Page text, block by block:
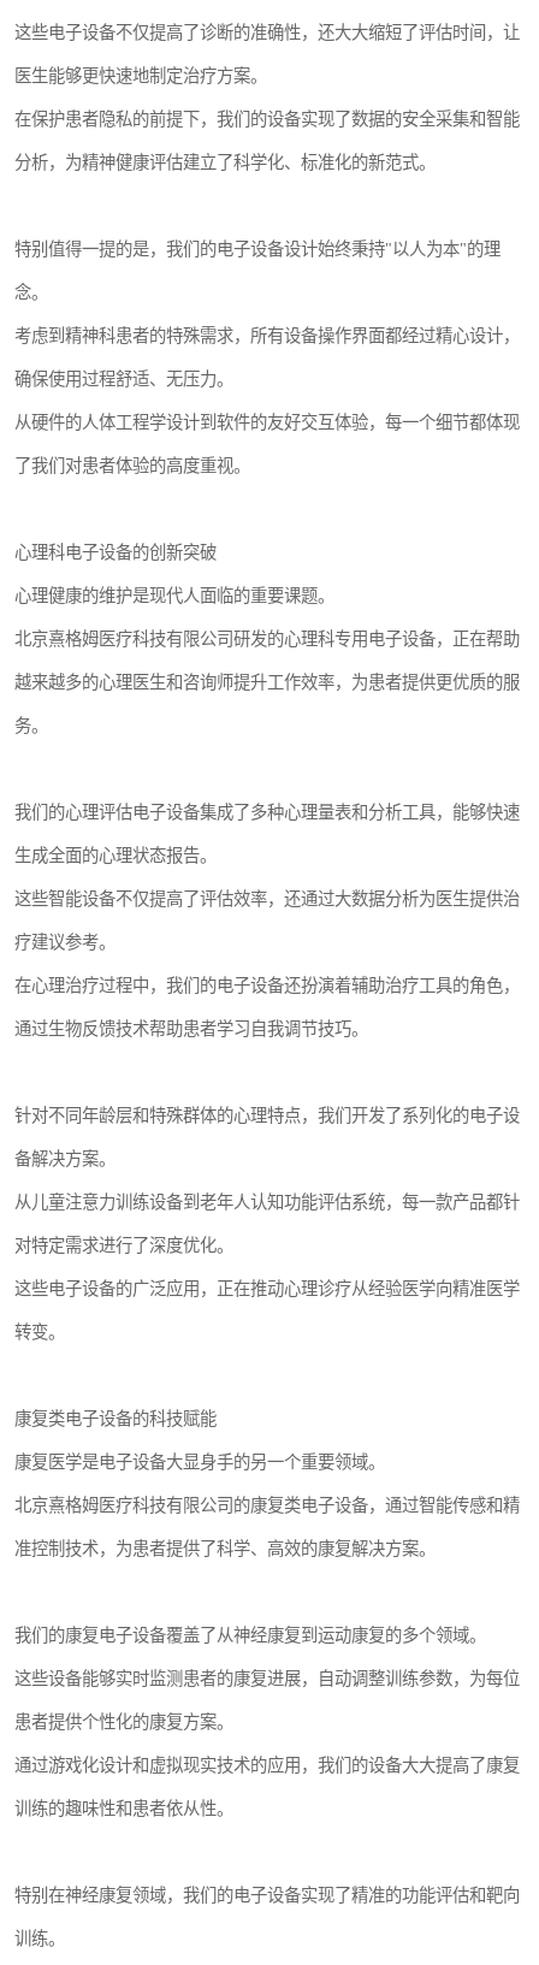
这些电子设备不仅提高了诊断的准确性，还大大缩短了评估时间，让
医生能够更快速地制定治疗方案。
在保护患者隐私的前提下，我们的设备实现了数据的安全采集和智能
分析，为精神健康评估建立了科学化、标准化的新范式。
特别值得一提的是，我们的电子设备设计始终秉持"以人为本"的理
念。
考虑到精神科患者的特殊需求，所有设备操作界面都经过精心设计，
确保使用过程舒适、无压力。
从硬件的人体工程学设计到软件的友好交互体验，每一个细节都体现
了我们对患者体验的高度重视。
心理科电子设备的创新突破
心理健康的维护是现代人面临的重要课题。
北京熹格姆医疗科技有限公司研发的心理科专用电子设备，正在帮助
越来越多的心理医生和咨询师提升工作效率，为患者提供更优质的服
务。
我们的心理评估电子设备集成了多种心理量表和分析工具，能够快速
生成全面的心理状态报告。
这些智能设备不仅提高了评估效率，还通过大数据分析为医生提供治
疗建议参考。
在心理治疗过程中，我们的电子设备还扮演着辅助治疗工具的角色，
通过生物反馈技术帮助患者学习自我调节技巧。
针对不同年龄层和特殊群体的心理特点，我们开发了系列化的电子设
备解决方案。
从儿童注意力训练设备到老年人认知功能评估系统，每一款产品都针
对特定需求进行了深度优化。
这些电子设备的广泛应用，正在推动心理诊疗从经验医学向精准医学
转变。
康复类电子设备的科技赋能
康复医学是电子设备大显身手的另一个重要领域。
北京熹格姆医疗科技有限公司的康复类电子设备，通过智能传感和精
准控制技术，为患者提供了科学、高效的康复解决方案。
我们的康复电子设备覆盖了从神经康复到运动康复的多个领域。
这些设备能够实时监测患者的康复进展，自动调整训练参数，为每位
患者提供个性化的康复方案。
通过游戏化设计和虚拟现实技术的应用，我们的设备大大提高了康复
训练的趣味性和患者依从性。
特别在神经康复领域，我们的电子设备实现了精准的功能评估和靶向
训练。